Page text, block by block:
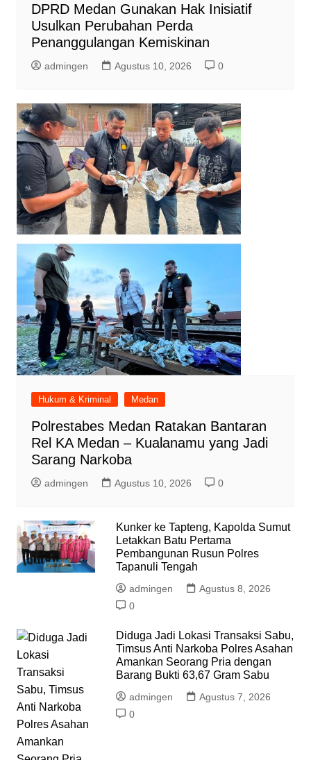
DPRD Medan Gunakan Hak Inisiatif
Usulkan Perubahan Perda
Penanggulangan Kemiskinan
admingen Agustus 10, 2026 0
Hukum & Kriminal Medan
Polrestabes Medan Ratakan Bantaran
Rel KA Medan – Kualanamu yang Jadi
Sarang Narkoba
admingen Agustus 10, 2026 0
Kunker ke Tapteng, Kapolda Sumut
Letakkan Batu Pertama
Pembangunan Rusun Polres
Tapanuli Tengah
admingen
Agustus 8, 2026
0
Diduga Jadi Lokasi Transaksi Sabu,
Timsus Anti Narkoba Polres Asahan
Amankan Seorang Pria dengan
Barang Bukti 63,67 Gram Sabu
admingen
Agustus 7, 2026
0